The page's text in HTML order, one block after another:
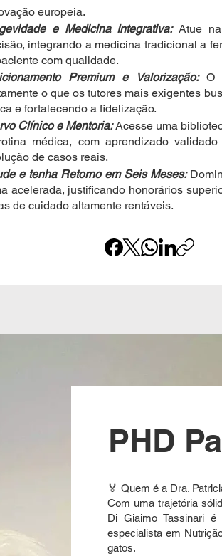
europeia.
e Medicina Integrativa:Atue na
integrando a medicina tradicional a
com qualidade.
Premium e Valorização:O
o que os tutores mais exigentes
e fortalecendo a fidelização.
Clínico e Mentoria:Acesse uma
médica, com aprendizado
de casos reais.
e tenha Retorno em Seis Meses:
acelerada, justificando honorários
de cuidado altamente rentáveis.
PHD
🏅 Quem é a Dra.
Com uma trajetória
Di Giaimo Tassinari é
especialista em
gatos.